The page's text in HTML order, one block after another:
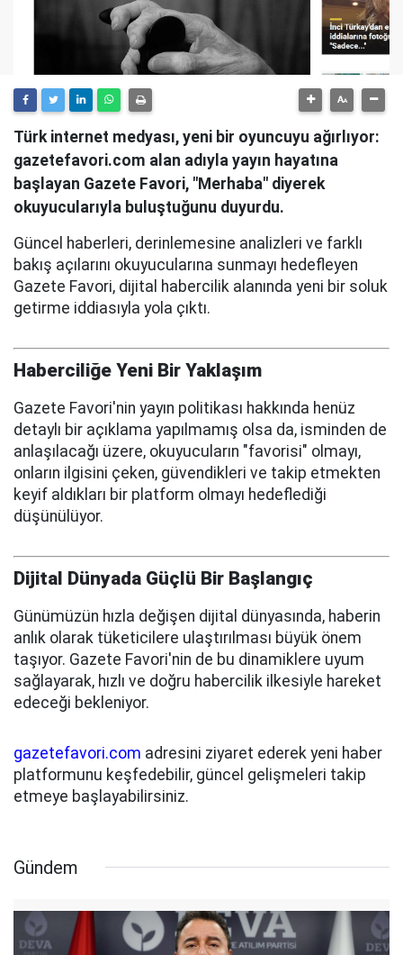
Türk internet medyası, yeni bir oyuncuyu ağırlıyor:
gazetefavori.com alan adıyla yayın hayatına
başlayan Gazete Favori, "Merhaba" diyerek
okuyucularıyla buluştuğunu duyurdu.
Güncel haberleri, derinlemesine analizleri ve farklı
bakış açılarını okuyucularına sunmayı hedefleyen
Gazete Favori, dijital habercilik alanında yeni bir soluk
getirme iddiasıyla yola çıktı.
Haberciliğe Yeni Bir Yaklaşım
Gazete Favori'nin yayın politikası hakkında henüz
detaylı bir açıklama yapılmamış olsa da, isminden de
anlaşılacağı üzere, okuyucuların "favorisi" olmayı,
onların ilgisini çeken, güvendikleri ve takip etmekten
keyif aldıkları bir platform olmayı hedeflediği
düşünülüyor.
Dijital Dünyada Güçlü Bir Başlangıç
Günümüzün hızla değişen dijital dünyasında, haberin
anlık olarak tüketicilere ulaştırılması büyük önem
taşıyor. Gazete Favori'nin de bu dinamiklere uyum
sağlayarak, hızlı ve doğru habercilik ilkesiyle hareket
edeceği bekleniyor.
gazetefavori.com adresini ziyaret ederek yeni haber
platformunu keşfedebilir, güncel gelişmeleri takip
etmeye başlayabilirsiniz.
Gündem